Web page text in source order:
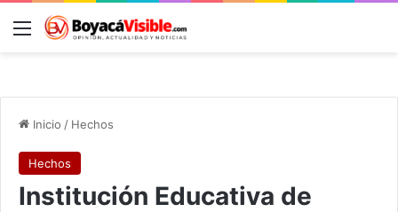
Menú
Inicio / Hechos
Hechos
Institución Educativa de